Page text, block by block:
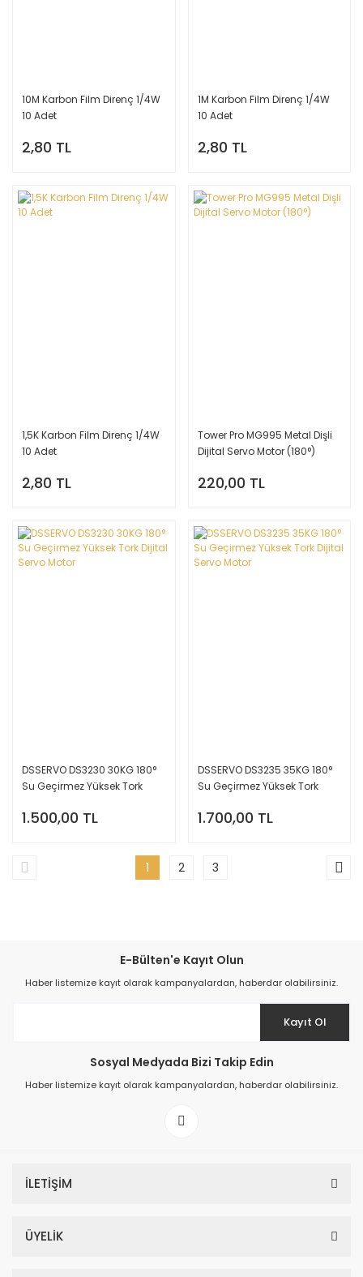
10M Karbon Film Direnç 1/4W
10 Adet
2,80 TL
1M Karbon Film Direnç 1/4W
10 Adet
2,80 TL
1,5K Karbon Film Direnç 1/4W
10 Adet
2,80 TL
Tower Pro MG995 Metal Dişli
Dijital Servo Motor (180°)
220,00 TL
DSSERVO DS3230 30KG 180°
Su Geçirmez Yüksek Tork
1.500,00 TL
DSSERVO DS3235 35KG 180°
Su Geçirmez Yüksek Tork
1.700,00 TL
1 2 3
E-Bülten'e Kayıt Olun
Haber listemize kayıt olarak kampanyalardan, haberdar olabilirsiniz.
Kayıt Ol
Sosyal Medyada Bizi Takip Edin
Haber listemize kayıt olarak kampanyalardan, haberdar olabilirsiniz.
İLETİŞİM
ÜYELİK